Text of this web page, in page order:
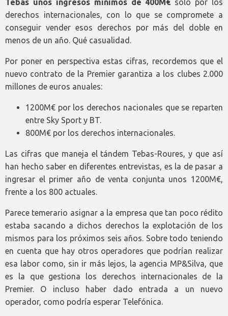
Tebas unos ingresos mínimos de 400M€ sólo por los
derechos internacionales, con lo que se compromete a
conseguir vender esos derechos por más del doble en
menos de un año. Qué casualidad.
Por poner en perspectiva estas cifras, recordemos que el
nuevo contrato de la Premier garantiza a los clubes 2.000
millones de euros anuales:
1200M€ por los derechos nacionales que se reparten
entre Sky Sport y BT.
800M€ por los derechos internacionales.
Las cifras que maneja el tándem Tebas-Roures, y que así
han hecho saber en diferentes entrevistas, es la de pasar a
ingresar el primer año de venta conjunta unos 1200M€,
frente a los 800 actuales.
Parece temerario asignar a la empresa que tan poco rédito
estaba sacando a dichos derechos la explotación de los
mismos para los próximos seis años. Sobre todo teniendo
en cuenta que hay otros operadores que podrían realizar
esa labor como, sin ir más lejos, la agencia MP&Silva, que
es la que gestiona los derechos internacionales de la
Premier. O incluso haber dado entrada a un nuevo
operador, como podría esperar Telefónica.